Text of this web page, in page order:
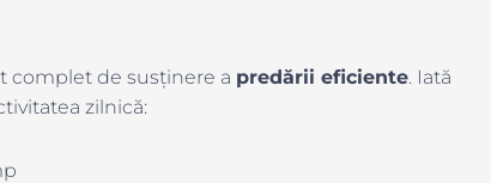
complet de susținere a predării eficiente. Iată
zilnică: